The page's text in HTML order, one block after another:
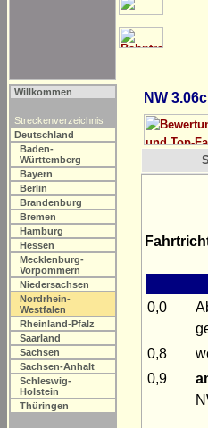
Willkommen
Streckenverzeichnis
Deutschland
Baden-
Württemberg
Bayern
Berlin
Brandenburg
Bremen
Hamburg
Hessen
Mecklenburg-
Vorpommern
Niedersachsen
Nordrhein-
Westfalen
Rheinland-Pfalz
Saarland
Sachsen
Sachsen-Anhalt
Schleswig-
Holstein
Thüringen
NW 3.06c
0,0
0,8
0,9